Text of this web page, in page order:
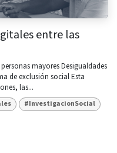
entre las
mayores Desigualdades
de exclusión social Esta
las...
#InvestigacionSocial